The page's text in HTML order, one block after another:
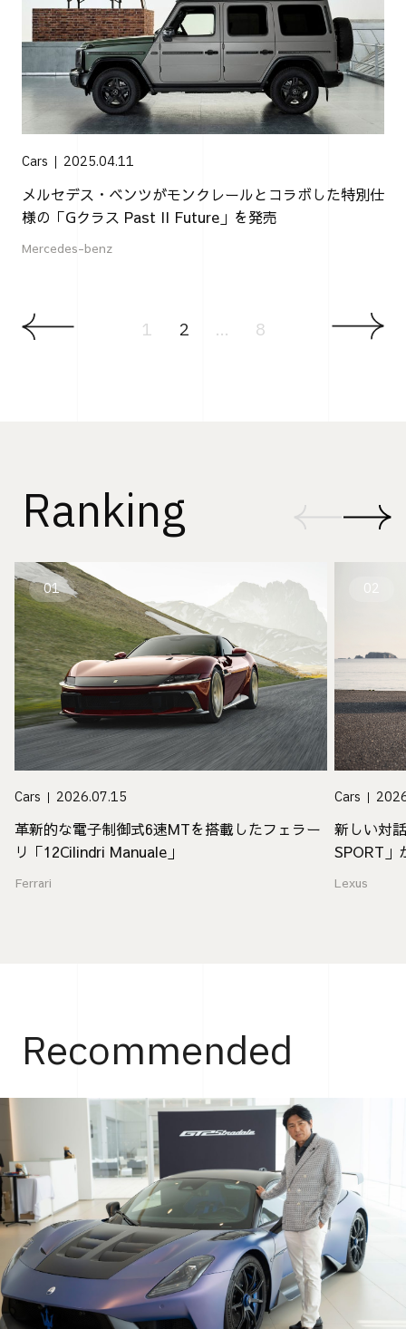
Cars 2025.04.11
メルセデス・ベンツがモンクレールとコラボした特別仕
様の「Gクラス Past II Future」を発売
Mercedes-benz
1 2 ... 8
Ranking
01
Cars 2026.07.15
革新的な電子制御式6速MTを搭載したフェラー
リ「12Cilindri Manuale」
Ferrari
02
Cars
新しい対
SPORT」
Lexus
Recommended